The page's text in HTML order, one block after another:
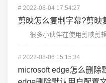
# 2022-08-04 17:54:27
剪映怎么复制字幕?剪映
很多小伙伴在使用剪映剪辑
# 2022-08-06 15:15:34
microsoft edge怎么删除